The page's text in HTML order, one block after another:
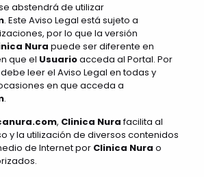
abstendrá de utilizar
. Este Aviso Legal está sujeto a
por lo que la versión
Nura puede ser diferente en
que el Usuarioacceda al Portal. Por
leer el Aviso Legal en todas y
en que acceda a
.
, Clinica Nurafacilita al
y la utilización de diversos contenidos
de Internet por Clinica Nura o